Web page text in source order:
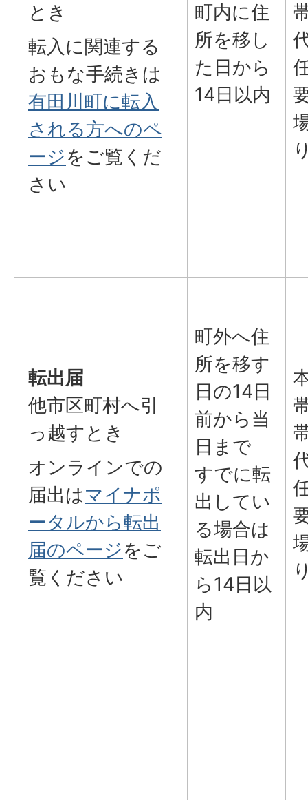
とき
転入に関連する
おもな手続きは
有田川町に転入
される方へのペ
ージをご覧くだ
さい
町内に住
所を移し
た日から
14日以内
転出届
他市区町村へ引
っ越すとき
オンラインでの
届出はマイナポ
ータルから転出
届のページをご
覧ください
町外へ住
所を移す
日の14日
前から当
日まで
すでに転
出してい
る場合は
転出日か
ら14日以
内